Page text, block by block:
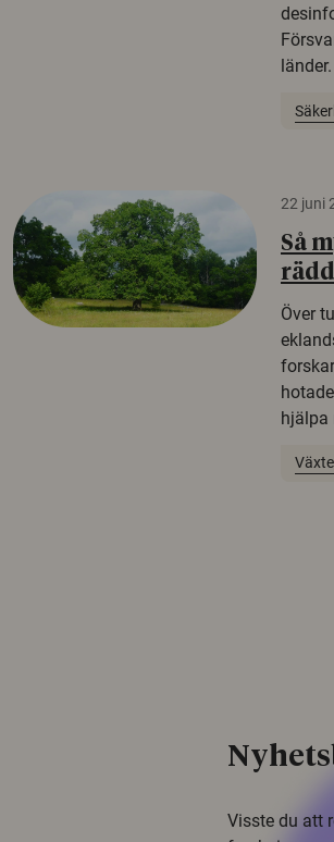
länder.
22 juni
Så
Över
hjälpa
Visste du att